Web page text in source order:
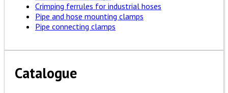
Crimping ferrules for industrial hoses
Pipe and hose mounting clamps
Pipe connecting clamps
Catalogue